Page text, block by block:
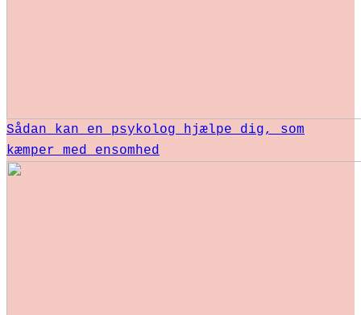
Sådan kan en psykolog hjælpe dig, som
kæmper med ensomhed